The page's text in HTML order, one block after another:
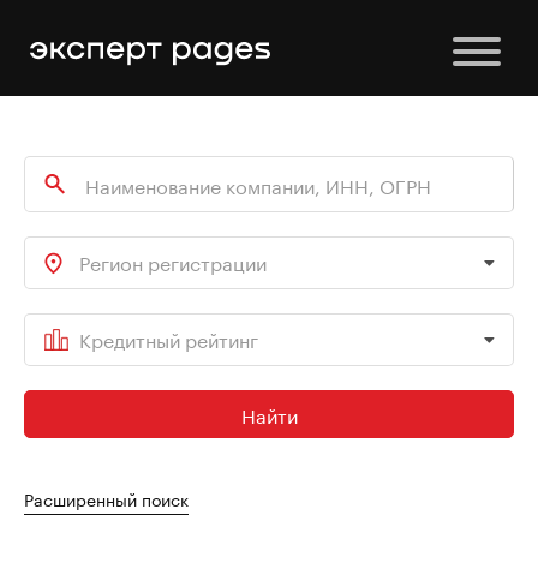
Регион регистрации
Кредитный рейтинг
Найти
Расширенный поиск